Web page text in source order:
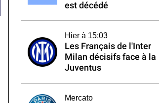
est décédé
Hier à 15:03
Les Français de l'Inter
Milan décisifs face à la
Juventus
Mercato